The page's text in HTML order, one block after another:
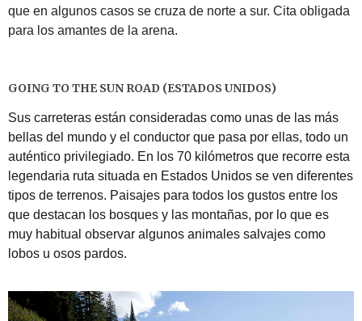
que en algunos casos se cruza de norte a sur. Cita obligada
para los amantes de la arena.
GOING TO THE SUN ROAD (ESTADOS UNIDOS)
Sus carreteras están consideradas como unas de las más
bellas del mundo y el conductor que pasa por ellas, todo un
auténtico privilegiado. En los 70 kilómetros que recorre esta
legendaria ruta situada en Estados Unidos se ven diferentes
tipos de terrenos. Paisajes para todos los gustos entre los
que destacan los bosques y las montañas, por lo que es
muy habitual observar algunos animales salvajes como
lobos u osos pardos.